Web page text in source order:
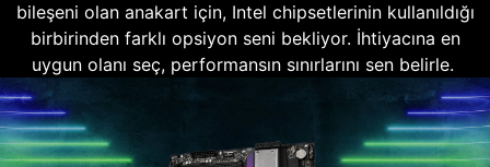
bileşeni olan anakart için, Intel chipsetlerinin kullanıldığı
birbirinden farklı opsiyon seni bekliyor. İhtiyacına en
uygun olanı seç, performansın sınırlarını sen belirle.